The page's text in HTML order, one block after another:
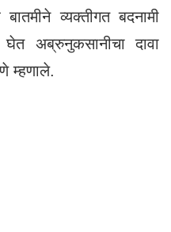
व्यक्तीगत बदनामी
अब्रुनुकसानीचा दावा
म्हणाले.